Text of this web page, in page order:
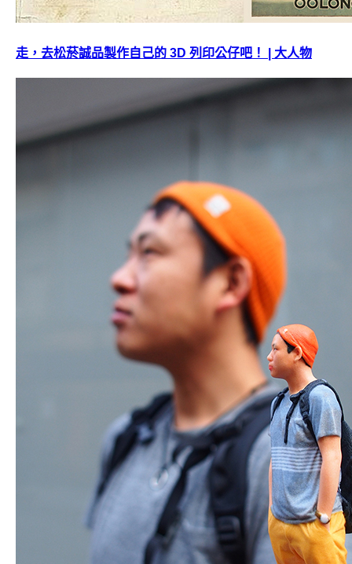
走，去松菸誠品製作自己的 3D 列印公仔吧！ | 大人物